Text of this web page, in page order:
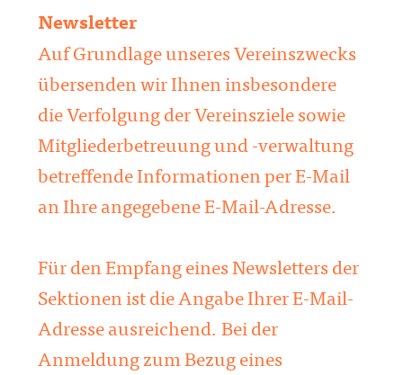
Newsletter
Auf Grundlage unseres Vereinszwecks
übersenden wir Ihnen insbesondere
die Verfolgung der Vereinsziele sowie
Mitgliederbetreuung und -verwaltung
betreffende Informationen per E-Mail
an Ihre angegebene E-Mail-Adresse.
Für den Empfang eines Newsletters der
Sektionen ist die Angabe Ihrer E-Mail-
Adresse ausreichend. Bei der
Anmeldung zum Bezug eines